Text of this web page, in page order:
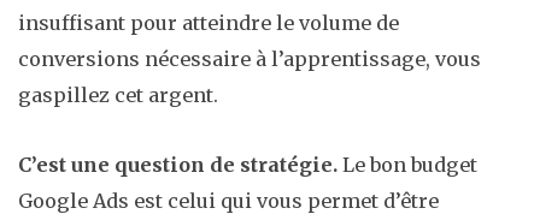
insuffisant pour atteindre le volume de
conversions nécessaire à l’apprentissage, vous
gaspillez cet argent.
C’est une question de stratégie. Le bon budget
Google Ads est celui qui vous permet d’être